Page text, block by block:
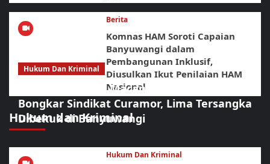
Berita
Komnas HAM Soroti Capaian
Banyuwangi dalam
Pembangunan Inklusif,
Diusulkan Ikut Penilaian HAM
Nasional
Hukum dan Kriminal
Hukum Dan Kriminal
Sikat Habis! URC Macan Blambangan
Bongkar Sindikat Curamor, Lima Tersangka
Dibekuk di Banyuwangi
Hukum Dan Kriminal